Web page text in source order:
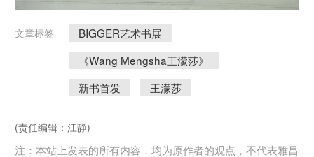
文章标签
BIGGER艺术书展
《Wang Mengsha王濛莎》
新书首发
王濛莎
(责任编辑：江静)
注：本站上发表的所有内容，均为原作者的观点，不代表雅昌